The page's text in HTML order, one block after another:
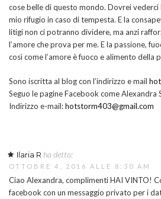
cose belle di questo mondo. Dovrei vederci
mio rifugio in caso di tempesta. E la
litigi non ci potranno dividere, ma anzi
l’amore che prova per me. E la passione,
così come l’amore è fuoco e alimento della
Sono iscritta al blog con l’indirizzo e mail
Seguo le pagine Facebook come Alexandra
Indirizzo e-mail:hotstorm403@gmail.com
Ilaria R ha detto:
OTTOBRE 4, 2016 ALLE 8:30 AM
Ciao Alexandra, complimenti HAI VINTO!
facebook con un messaggio privato per i